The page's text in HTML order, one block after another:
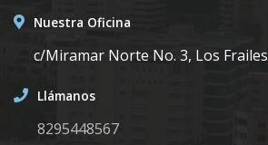
Nuestra Oficina
c/Miramar Norte No. 3, Los Frailes
Llámanos
8295448567